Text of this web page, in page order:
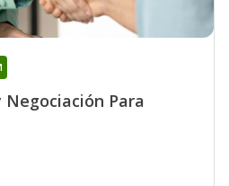
Negociación Para